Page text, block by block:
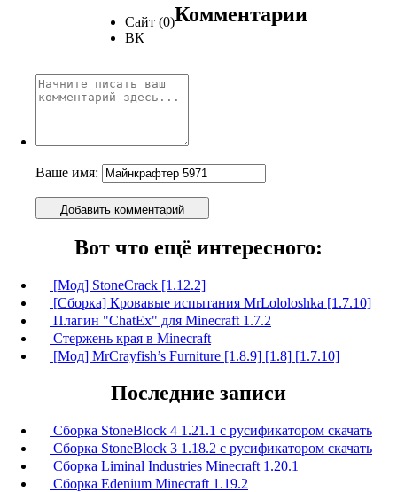
Сайт (0)
ВК
Комментарии
Ваше имя:
Добавить комментарий
Вот что ещё интересного:
[Мод] StoneCrack [1.12.2]
[Сборка] Кровавые испытания MrLololoshka [1.7.10]
Плагин "ChatEx" для Minecraft 1.7.2
Стержень края в Minecraft
[Мод] MrCrayfish’s Furniture [1.8.9] [1.8] [1.7.10]
Последние записи
Сборка StoneBlock 4 1.21.1 с русификатором скачать
Сборка StoneBlock 3 1.18.2 с русификатором скачать
Сборка Liminal Industries Minecraft 1.20.1
Сборка Edenium Minecraft 1.19.2